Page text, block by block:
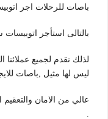
باصات للرحلات اجر
بالتالى استأجر
لذلك نقدم لجميع
ليس لها مثيل ,باصات
عالي من الامان والتعقيم
.